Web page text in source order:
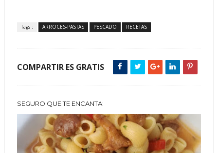
Tags : ARROCES-PASTAS PESCADO RECETAS
COMPARTIR ES GRATIS
SEGURO QUE TE ENCANTA: